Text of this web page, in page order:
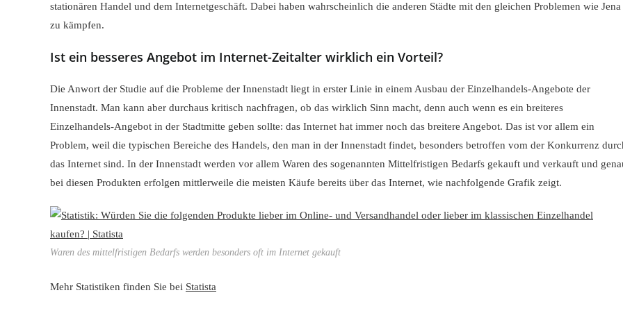
stationären Handel und dem Internetgeschäft. Dabei haben wahrscheinlich die anderen Städte mit den gleichen Problemen wie Jena
zu kämpfen.
Ist ein besseres Angebot im Internet-Zeitalter wirklich ein Vorteil?
Die Anwort der Studie auf die Probleme der Innenstadt liegt in erster Linie in einem Ausbau der Einzelhandels-Angebote der
Innenstadt. Man kann aber durchaus kritisch nachfragen, ob das wirklich Sinn macht, denn auch wenn es ein breiteres
Einzelhandels-Angebot in der Stadtmitte geben sollte: das Internet hat immer noch das breitere Angebot. Das ist vor allem ein
Problem, weil die typischen Bereiche des Handels, den man in der Innenstadt findet, besonders betroffen vom der Konkurrenz
das Internet sind. In der Innenstadt werden vor allem Waren des sogenannten Mittelfristigen Bedarfs gekauft und verkauft und
bei diesen Produkten erfolgen mittlerweile die meisten Käufe bereits über das Internet, wie nachfolgende Grafik zeigt.
Waren des mittelfristigen Bedarfs werden besonders oft im Internet gekauft
Mehr Statistiken finden Sie bei Statista